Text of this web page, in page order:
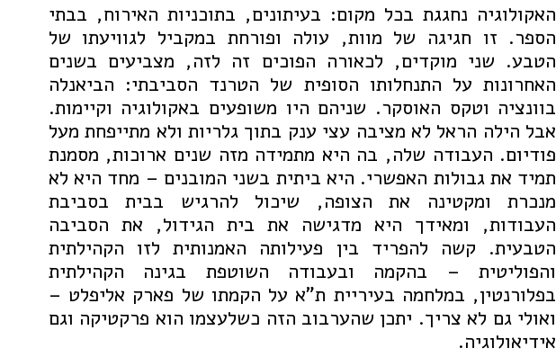
האקולוגיה נחגגת בכל מקום: בעיתונים, בתוכניות האירוח, בבתי
הספר. זו חגיגה של מוות, עולה ופורחת במקביל לגוויעתו של
הטבע. שני מוקדים, לכאורה הפוכים זה לזה, מצביעים בשנים
האחרונות על התנחלותו הסופית של הטרנד הסביבתי: הביאנלה
בוונציה וטקס האוסקר. שניהם היו משופעים באקולוגיה וקיימות.
אבל הילה הראל לא מציבה עצי ענק בתוך גלריות ולא מתייפחת מעל
פודיום. העבודה שלה, בה היא מתמידה מזה שנים ארוכות, מסמנת
תמיד את גבולות האפשרי. היא ביתית בשני המובנים – מחד היא לא
מנכרת ומקטינה את הצופה, שיכול להרגיש בבית בסביבת
העבודות, ומאידך היא מדגישה את בית הגידול, את הסביבה
הטבעית. קשה להפריד בין פעילותה האמנותית לזו הקהילתית
והפוליטית – בהקמה ובעבודה השוטפת בגינה הקהילתית
בפלורנטין, במלחמה בעיריית ת"א על הקמתו של פארק אליפלט –
ואולי גם לא צריך. יתכן שהערבוב הזה כשלעצמו הוא פרקטיקה וגם
אידיאולוגיה.